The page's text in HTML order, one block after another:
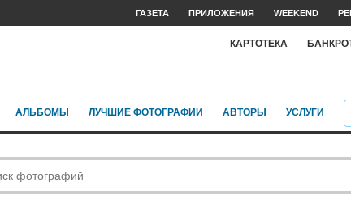
ГАЗЕТА ПРИЛОЖЕНИЯ WEEKEND
КАРТОТЕКА
АЛЬБОМЫ ЛУЧШИЕ ФОТОГРАФИИ АВТОРЫ УСЛУГИ